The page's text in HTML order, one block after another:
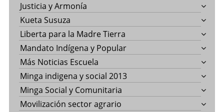
Justicia y Armonía
Kueta Susuza
Liberta para la Madre Tierra
Mandato Indígena y Popular
Más Noticias Escuela
Minga indigena y social 2013
Minga Social y Comunitaria
Movilización sector agrario